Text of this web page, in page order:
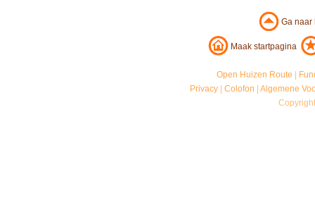
Ga
Maak startpagina
Open Huizen Route
Privacy |Colofon |Algemene